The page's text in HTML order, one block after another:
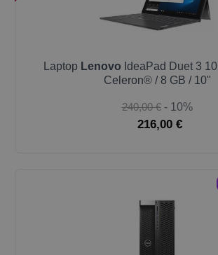
Laptop Lenovo IdeaPad Duet 3
Celeron® / 8 GB / 10"
240,00 € - 10%
216,00 €